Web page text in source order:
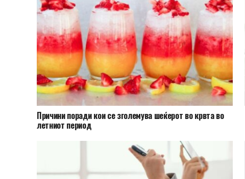
Причини поради кои се зголемува шеќерот во крвта во
летниот период